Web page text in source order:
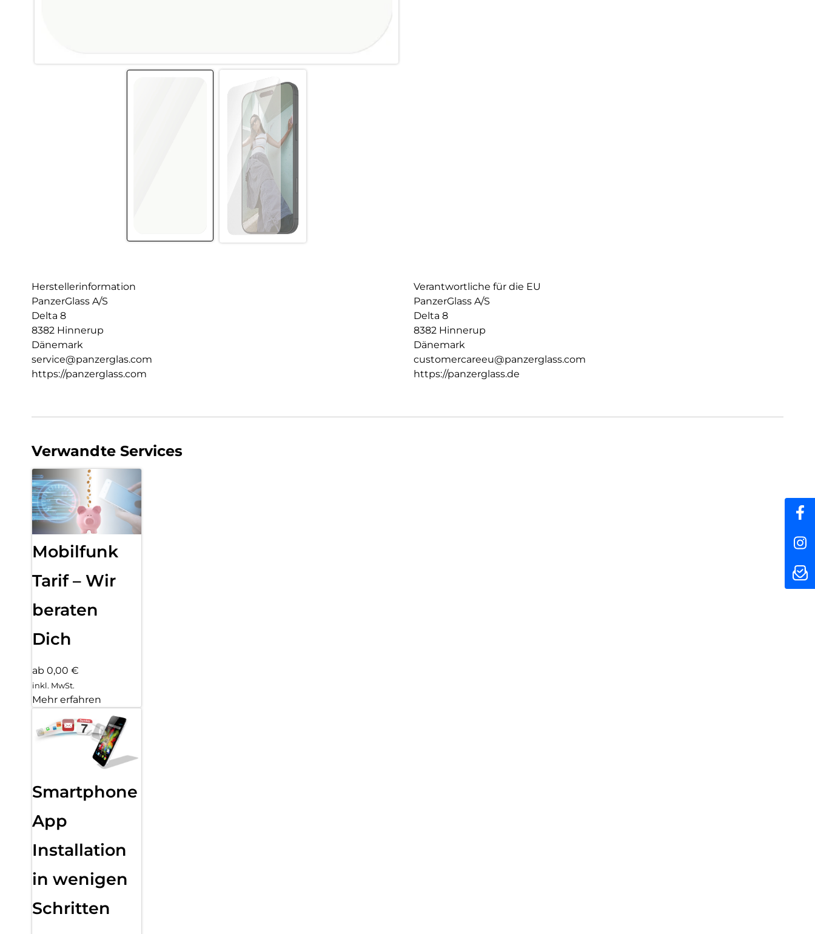
Herstellerinformation
PanzerGlass A/S
Delta 8
8382 Hinnerup
Dänemark
service@panzerglas.com
https://panzerglass.com
Verantwortliche für die EU
PanzerGlass A/S
Delta 8
8382 Hinnerup
Dänemark
customercareeu@panzerglass.com
https://panzerglass.de
Verwandte Services
Mobilfunk
Tarif – Wir
beraten
Dich
ab 0,00 €
inkl. MwSt.
Mehr erfahren
Smartphone
App
Installation
in wenigen
Schritten